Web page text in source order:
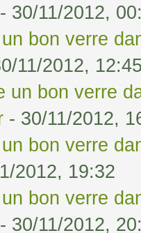
- 30/11/2012,
bon verre
11/2012,
un bon verre
- 30/11/2012,
bon verre
2012, 19:32
bon verre
- 30/11/2012,